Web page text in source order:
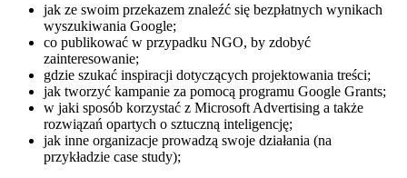
jak ze swoim przekazem znaleźć się bezpłatnych wynikach
wyszukiwania Google;
co publikować w przypadku NGO, by zdobyć
zainteresowanie;
gdzie szukać inspiracji dotyczących projektowania treści;
jak tworzyć kampanie za pomocą programu Google Grants;
w jaki sposób korzystać z Microsoft Advertising a także
rozwiązań opartych o sztuczną inteligencję;
jak inne organizacje prowadzą swoje działania (na
przykładzie case study);